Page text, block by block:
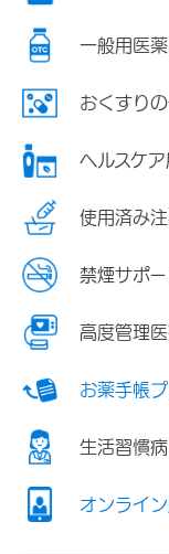
一般用医
おくすり
ヘルスケ
使用済み
禁煙サポー
高度管理
お薬手帳
生活習慣
オンライ